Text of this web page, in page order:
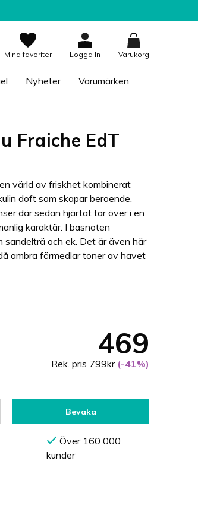
Varukorg
Logga In
Mina favoriter
Nyheter Varumärken
Fraiche EdT
värld av friskhet kombinerat
doft som skapar beroende.
där sedan hjärtat tar över i en
karaktär. I basnoten
och ek. Det är även här
ambra förmedlar toner av havet
469
Rek. pris 799kr (-41%)
Bevaka
Över 160 000
kunder